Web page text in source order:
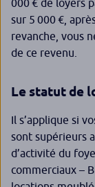
000 € de loyers
sur 5 000 €,
revanche, vous
de ce revenu.
Le statut de
Il s’applique si
sont supérieurs
d’activité du
commerciaux –